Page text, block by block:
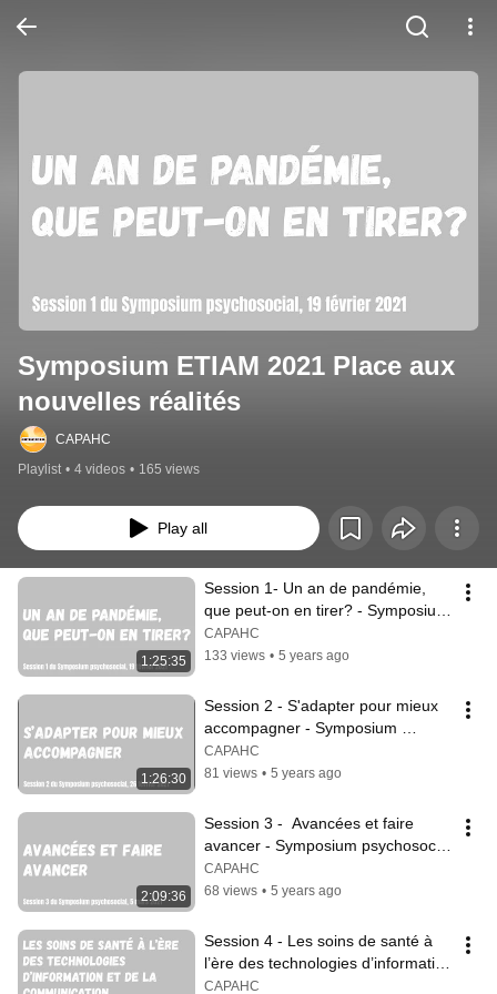
Symposium ETIAM 2021 Place aux
nouvelles réalités
CAPAHC
Playlist • 4 videos • 165 views
Play all
1:25:35
Session 1- Un an de pandémie,
que peut-on en tirer? - Symposium
psychosocial ETIAM 2021
CAPAHC
133 views • 5 years ago
1:26:30
Session 2 - S'adapter pour mieux
accompagner - Symposium
psychosocial ETIAM 2021
CAPAHC
81 views • 5 years ago
2:09:36
Session 3 -  Avancées et faire
avancer - Symposium psychosocial
ETIAM 2021
CAPAHC
68 views • 5 years ago
Session 4 - Les soins de santé à
l’ère des technologies d’information
et de la communication - ETIAM
CAPAHC